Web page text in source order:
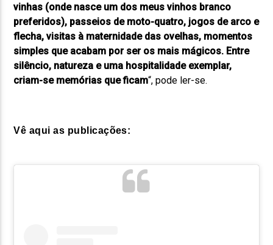
vinhas (onde nasce um dos meus vinhos branco
preferidos), passeios de moto-quatro, jogos de arco e
flecha, visitas à maternidade das ovelhas, momentos
simples que acabam por ser os mais mágicos. Entre
silêncio, natureza e uma hospitalidade exemplar,
criam-se memórias que ficam“, pode ler-se.
Vê aqui as publicações: